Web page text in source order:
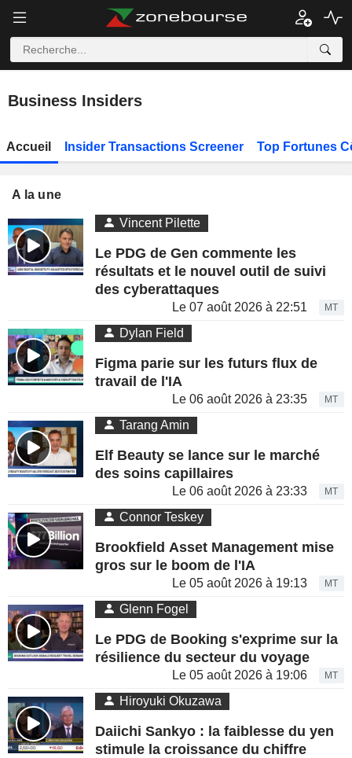
Business Insiders
Accueil Insider Transactions Screener Top Fortunes
A la une
Vincent Pilette
Le PDG de Gen commente les
résultats et le nouvel outil de suivi
des cyberattaques
Le 07 août 2026 à 22:51 MT
Dylan Field
Figma parie sur les futurs flux de
travail de l'IA
Le 06 août 2026 à 23:35 MT
Tarang Amin
Elf Beauty se lance sur le marché
des soins capillaires
Le 06 août 2026 à 23:33 MT
Connor Teskey
Brookfield Asset Management mise
gros sur le boom de l'IA
Le 05 août 2026 à 19:13 MT
Glenn Fogel
Le PDG de Booking s'exprime sur la
résilience du secteur du voyage
Le 05 août 2026 à 19:06 MT
Hiroyuki Okuzawa
Daiichi Sankyo : la faiblesse du yen
stimule la croissance du chiffre